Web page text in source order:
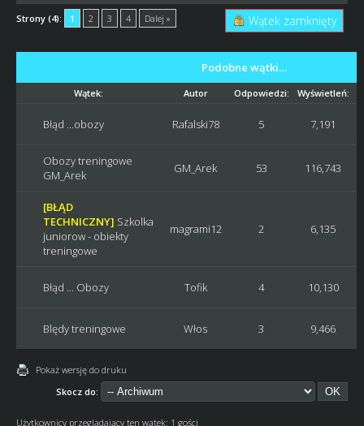
Strony (4): 1 2 3 4 Dalej » Wątek zamknięty
Podobne wątki…
Wątek: Autor Odpowiedzi: Wyświetleń:
Błąd ...obozy Rafalski78 5 7,191
Obozy treningowe
GM_Arek
GM_Arek 53 116,743
[BŁĄD
TECHNICZNY] Szkolka
juniorow - obiekty
treningowe
magrami12 2 6,135
Błąd ... Obozy Tofik 4 10,130
Blędy treningowe Włos 3 9,466
Pokaż wersję do druku
Skocz do:
Użytkownicy przeglądający ten wątek: 1 gości